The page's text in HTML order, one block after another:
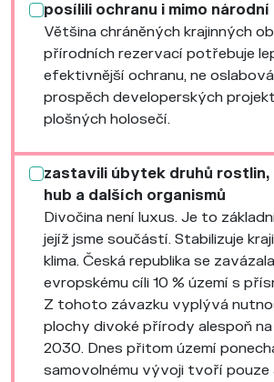
posílili ochranu i mimo
Většina chráněných krajinných
přírodních rezervací potřebuje
efektivnější ochranu, ne
prospěch developerských
plošných holosečí.
zastavili úbytek druhů rostlin,
hub a dalších organismů
Divočina není luxus. Je to
jejíž jsme součástí. Stabilizuje
klima. Česká republika se
evropskému cíli 10 % území s
Z tohoto závazku vyplývá
plochy divoké přírody alespoň
2030. Dnes přitom území
samovolnému vývoji tvoří pouze